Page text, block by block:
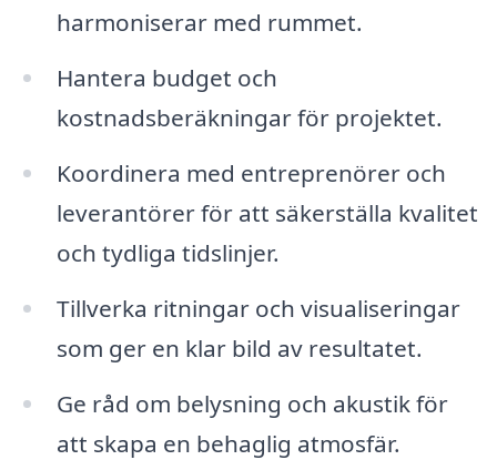
harmoniserar med rummet.
Hantera budget och
kostnadsberäkningar för projektet.
Koordinera med entreprenörer och
leverantörer för att säkerställa kvalitet
och tydliga tidslinjer.
Tillverka ritningar och visualiseringar
som ger en klar bild av resultatet.
Ge råd om belysning och akustik för
att skapa en behaglig atmosfär.